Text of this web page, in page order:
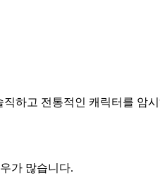
하고 전통적인 캐릭터를 암
가 많습니다.